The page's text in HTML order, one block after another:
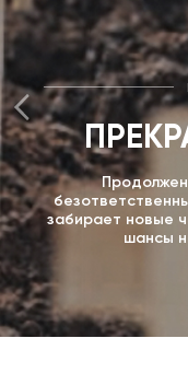
забирает новые
шансы